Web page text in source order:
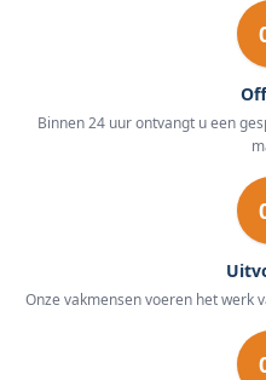
Binnen 24 uur ontvangt u een
Onze vakmensen voeren het werk